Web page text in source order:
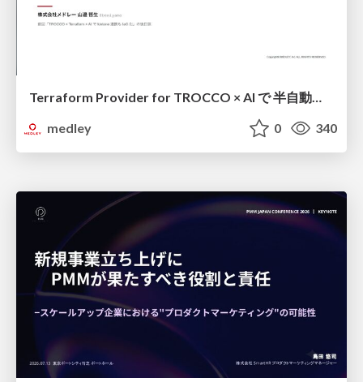
Terraform Provider for TROCCO × AI で 半自動化する複数プロダクトの連携運用 / Semi-Automating Multi-Product Data Integration Ops with the Terraform Provider for TROCCO × AI
medley
0 340